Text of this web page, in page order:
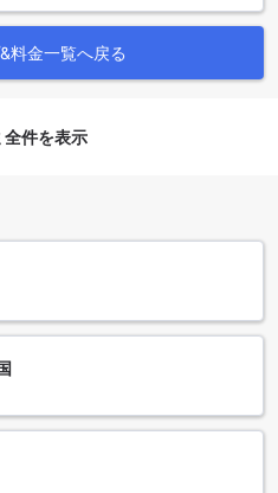
ホテル タイピンでは、宿泊
利な施設が整っています。ホ
のWi-Fiが提供されており、チ
ット接続が可能です。これに
を軽減します。
利用できるため、プライベー
快適なインターネット環境が
にとって大きな魅力です。グ
テル タイピンで、便利で快
ランド パラダイス ハイウェイ
ホテル タイピンは、訪れる
設を提供しています。広々と
安心して車を停められるよう
ぐ近くに位置しています。こ
料金一覧へ戻る
全件を表示